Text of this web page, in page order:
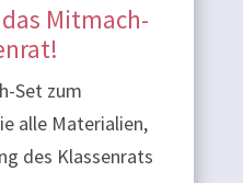
Mitmach-
Set zum
alle Materialien,
des Klassenrats